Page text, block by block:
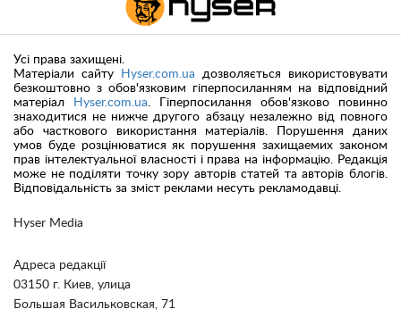
Hyser Media
Адреса редакції
03150 г. Киев, улица
Большая Васильковская, 71
Усі права захищені.
Матеріали сайту
Hyser.com.ua дозволяється використовувати
безкоштовно з обов'язковим гіперпосиланням на відповідний
матеріал
Hyser.com.ua. Гіперпосилання обов'язково повинно
знаходитися не нижче другого абзацу незалежно від повного
або часткового використання матеріалів. Порушення даних
умов буде розцінюватися як порушення захищаемих законом
прав інтелектуальної власності і права на інформацію. Редакція
може не поділяти точку зору авторів статей та авторів блогів.
Відповідальність за зміст реклами несуть рекламодавці.